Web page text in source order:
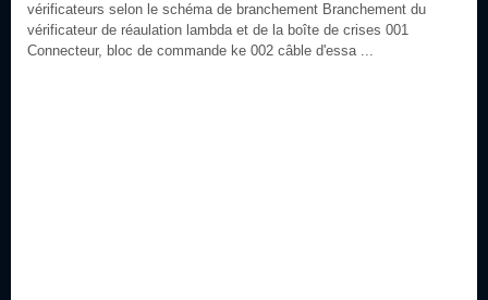
vérificateurs selon le schéma de branchement Branchement du
vérificateur de réaulation lambda et de la boîte de crises 001
Connecteur, bloc de commande ke 002 câble d'essa ...